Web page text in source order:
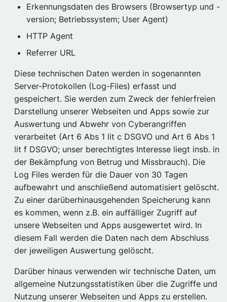
Erkennungsdaten des Browsers (Browsertyp und -
version; Betriebssystem; User Agent)
HTTP Agent
Referrer URL
Diese technischen Daten werden in sogenannten
Server-Protokollen (Log-Files) erfasst und
gespeichert. Sie werden zum Zweck der fehlerfreien
Darstellung unserer Webseiten und Apps sowie zur
Auswertung und Abwehr von Cyberangriffen
verarbeitet (Art 6 Abs 1 lit c DSGVO und Art 6 Abs 1
lit f DSGVO; unser berechtigtes Interesse liegt insb. in
der Bekämpfung von Betrug und Missbrauch). Die
Log Files werden für die Dauer von 30 Tagen
aufbewahrt und anschließend automatisiert gelöscht.
Zu einer darüberhinausgehenden Speicherung kann
es kommen, wenn z.B. ein auffälliger Zugriff auf
unsere Webseiten und Apps ausgewertet wird. In
diesem Fall werden die Daten nach dem Abschluss
der jeweiligen Auswertung gelöscht.
Darüber hinaus verwenden wir technische Daten, um
allgemeine Nutzungsstatistiken über die Zugriffe und
Nutzung unserer Webseiten und Apps zu erstellen.